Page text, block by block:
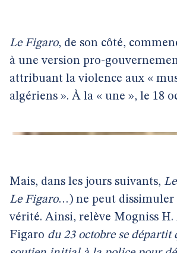
Le Figaro, de son côté,
à une version pro-
attribuant la violence aux «
algériens ». À la « une », le 18
Mais, dans les jours suivants,
Le Figaro…) ne peut dissimuler
vérité. Ainsi, relève Mogniss H.
Figaro du 23 octobre se départit